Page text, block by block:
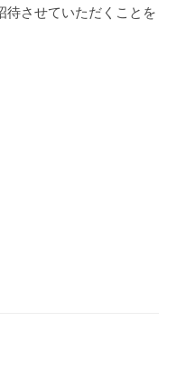
待させていただくことを